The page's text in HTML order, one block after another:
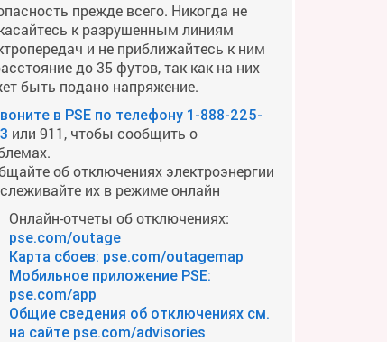
прежде всего. Никогда не
к разрушенным линиям
и не приближайтесь к ним
до 35 футов, так как на них
быть подано напряжение.
в PSE по телефону 1-888-225-
или 911, чтобы сообщить о
об отключениях электроэнергии
их в режиме онлайн
Онлайн-отчеты об отключениях:
pse.com/outage
Карта сбоев: pse.com/outagemap
Мобильное приложение PSE:
pse.com/app
Общие сведения об отключениях см.
на сайте pse.com/advisories